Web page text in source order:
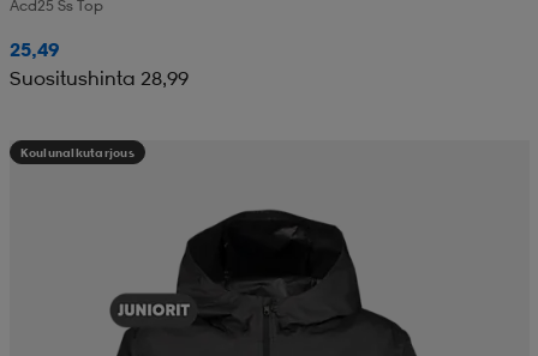
Acd25 Ss Top
25,49
Suositushinta 28,99
Koulunalkutarjous